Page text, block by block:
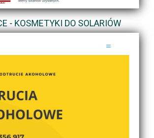
- KOSMETYKI DO SOLARIÓW